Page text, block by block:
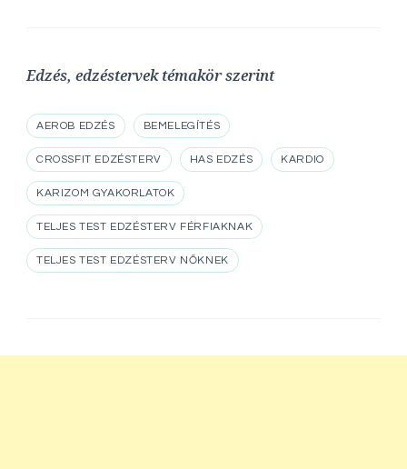
Edzés, edzéstervek témakör szerint
AEROB EDZÉS BEMELEGÍTÉS
CROSSFIT EDZÉSTERV HAS EDZÉS KARDIO
KARIZOM GYAKORLATOK
TELJES TEST EDZÉSTERV FÉRFIAKNAK
TELJES TEST EDZÉSTERV NŐKNEK